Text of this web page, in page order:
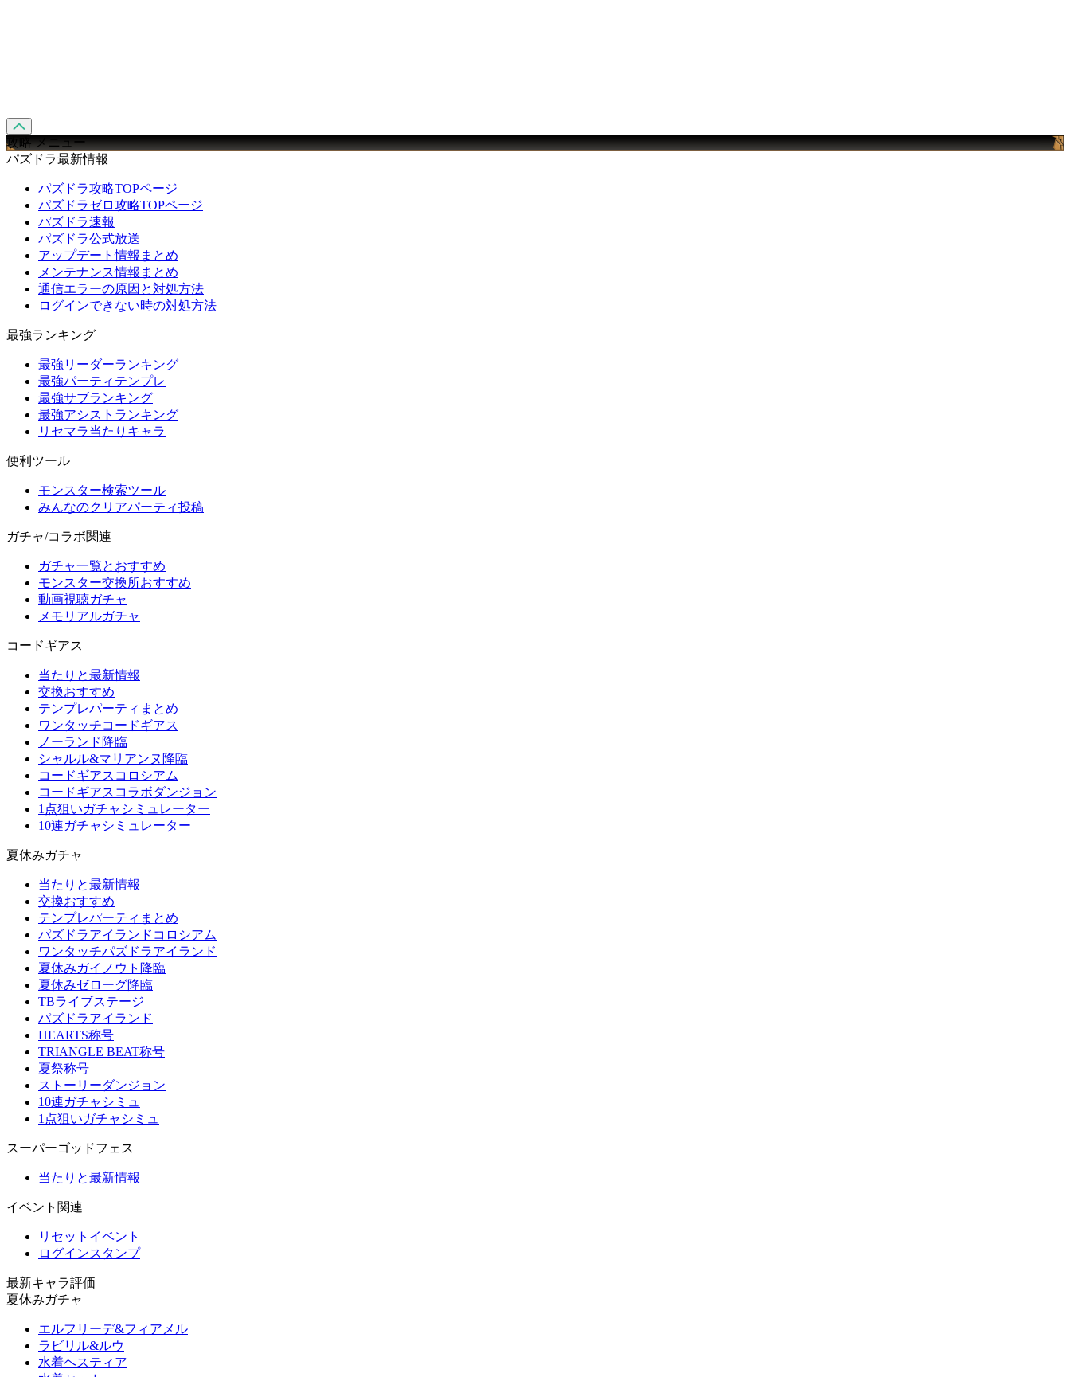
攻略 メニュー
パズドラ最新情報
パズドラ攻略TOPページ
パズドラゼロ攻略TOPページ
パズドラ速報
パズドラ公式放送
アップデート情報まとめ
メンテナンス情報まとめ
通信エラーの原因と対処方法
ログインできない時の対処方法
最強ランキング
最強リーダーランキング
最強パーティテンプレ
最強サブランキング
最強アシストランキング
リセマラ当たりキャラ
便利ツール
モンスター検索ツール
みんなのクリアパーティ投稿
ガチャ/コラボ関連
ガチャ一覧とおすすめ
モンスター交換所おすすめ
動画視聴ガチャ
メモリアルガチャ
コードギアス
当たりと最新情報
交換おすすめ
テンプレパーティまとめ
ワンタッチコードギアス
ノーランド降臨
シャルル&マリアンヌ降臨
コードギアスコロシアム
コードギアスコラボダンジョン
1点狙いガチャシミュレーター
10連ガチャシミュレーター
夏休みガチャ
当たりと最新情報
交換おすすめ
テンプレパーティまとめ
パズドラアイランドコロシアム
ワンタッチパズドラアイランド
夏休みガイノウト降臨
夏休みゼローグ降臨
TBライブステージ
パズドラアイランド
HEARTS称号
TRIANGLE BEAT称号
夏祭称号
ストーリーダンジョン
10連ガチャシミュ
1点狙いガチャシミュ
スーパーゴッドフェス
当たりと最新情報
イベント関連
リセットイベント
ログインスタンプ
最新キャラ評価
夏休みガチャ
エルフリーデ&フィアメル
ラビリル&ルウ
水着ヘスティア